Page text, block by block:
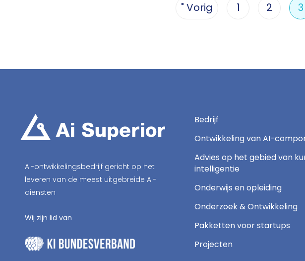
" Vorig 1 2 3
AI-ontwikkelingsbedrijf gericht op het
leveren van de meest uitgebreide AI-
diensten
Wij zijn lid van
Bedrijf
Ontwikkeling van AI-
Advies op het gebied van
intelligentie
Onderwijs en opleiding
Onderzoek & Ontwikkeling
Pakketten voor startups
Projecten